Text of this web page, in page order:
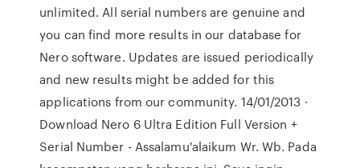
unlimited. All serial numbers are genuine and
you can find more results in our database for
Nero software. Updates are issued periodically
and new results might be added for this
applications from our community. 14/01/2013 ·
Download Nero 6 Ultra Edition Full Version +
Serial Number - Assalamu'alaikum Wr. Wb. Pada